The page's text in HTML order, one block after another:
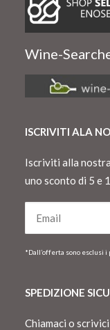
Wine-
ISCRIVITI ALA
Iscriviti alla
uno sconto di 5 e
*Dall’offerta sono esclusi
SPEDIZIONE
Chiamaci o